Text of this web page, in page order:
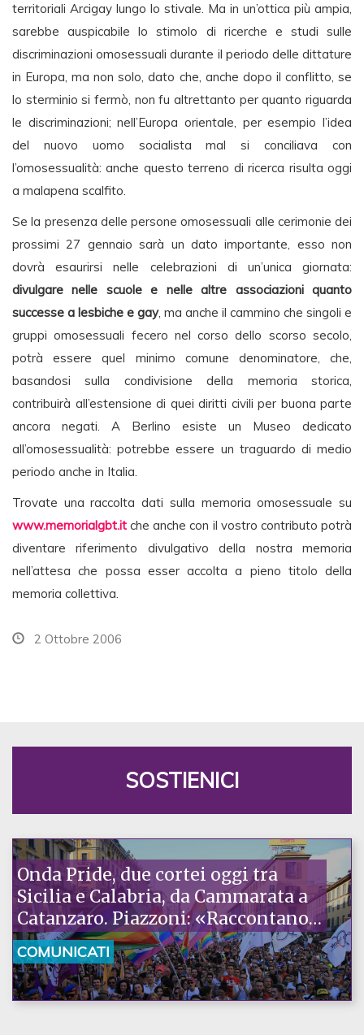
territoriali Arcigay lungo lo stivale. Ma in un’ottica più ampia,
sarebbe auspicabile lo stimolo di ricerche e studi sulle
discriminazioni omosessuali durante il periodo delle dittature
in Europa, ma non solo, dato che, anche dopo il conflitto, se
lo sterminio si fermò, non fu altrettanto per quanto riguarda
le discriminazioni; nell’Europa orientale, per esempio l’idea
del nuovo uomo socialista mal si conciliava con
l’omosessualità: anche questo terreno di ricerca risulta oggi
a malapena scalfito.
Se la presenza delle persone omosessuali alle cerimonie dei
prossimi 27 gennaio sarà un dato importante, esso non
dovrà esaurirsi nelle celebrazioni di un’unica giornata:
divulgare nelle scuole e nelle altre associazioni quanto
successe a lesbiche e gay, ma anche il cammino che singoli e
gruppi omosessuali fecero nel corso dello scorso secolo,
potrà essere quel minimo comune denominatore, che,
basandosi sulla condivisione della memoria storica,
contribuirà all’estensione di quei diritti civili per buona parte
ancora negati. A Berlino esiste un Museo dedicato
all’omosessualità: potrebbe essere un traguardo di medio
periodo anche in Italia.
Trovate una raccolta dati sulla memoria omosessuale su
www.memorialgbt.it che anche con il vostro contributo potrà
diventare riferimento divulgativo della nostra memoria
nell’attesa che possa esser accolta a pieno titolo della
memoria collettiva.
2 Ottobre 2006
SOSTIENICI
Onda Pride, due cortei oggi tra
Sicilia e Calabria, da Cammarata a
Catanzaro. Piazzoni: «Raccontano
la nostra ostinazione»
COMUNICATI